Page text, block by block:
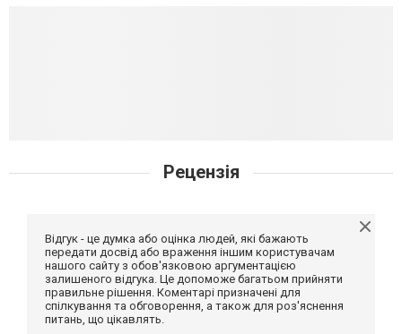
Рецензія
Відгук - це думка або оцінка людей, які бажають
передати досвід або враження іншим користувачам
нашого сайту з обов'язковою аргументацією
залишеного відгука. Це допоможе багатьом прийняти
правильне рішення. Коментарі призначені для
спілкування та обговорення, а також для роз'яснення
питань, що цікавлять.